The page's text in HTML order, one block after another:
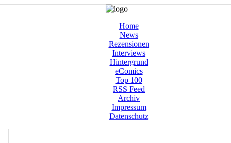
Home
News
Rezensionen
Interviews
Hintergrund
eComics
Top 100
RSS Feed
Archiv
Impressum
Datenschutz